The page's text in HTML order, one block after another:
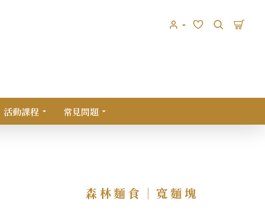
活動課程 常見問題
森林麵食｜寬麵塊